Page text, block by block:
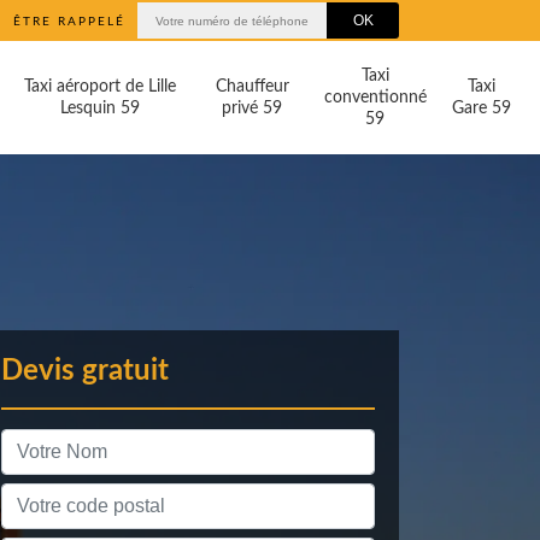
ÊTRE RAPPELÉ
Taxi aéroport de Lille
Lesquin 59
Chauffeur
privé 59
Taxi
conventionné
59
Taxi
Gare 59
Devis gratuit